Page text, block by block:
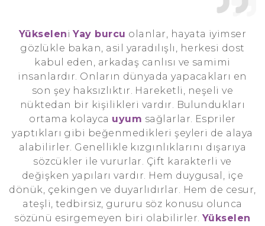
YükseleniYay burcu olanlar, hayata iyimser
gözlükle bakan, asil yaradılışlı, herkesi dost
kabul eden, arkadaş canlısı ve samimi
insanlardır. Onların dünyada yapacakları en
son şey haksızlıktır. Hareketli, neşeli ve
nüktedan bir kişilikleri vardır. Bulundukları
ortama kolayca uyum sağlarlar. Espriler
yaptıkları gibi beğenmedikleri şeyleri de alaya
alabilirler. Genellikle kızgınlıklarını dışarıya
sözcükler ile vururlar. Çift karakterli ve
değişken yapıları vardır. Hem duygusal, içe
dönük, çekingen ve duyarlıdırlar. Hem de cesur,
ateşli, tedbirsiz, gururu söz konusu olunca
sözünü esirgemeyen biri olabilirler. Yükselen